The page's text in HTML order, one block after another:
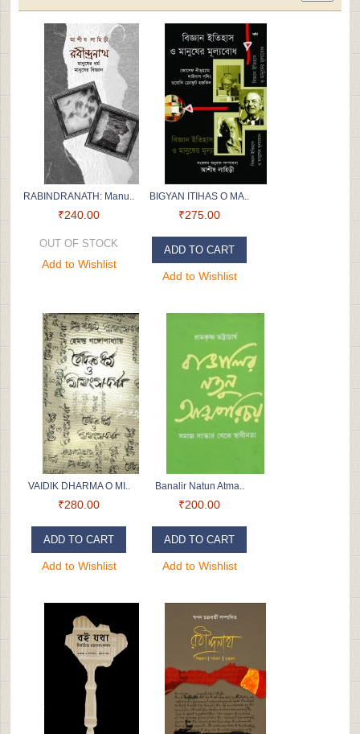
RABINDRANATH: Manu..
₹240.00
OUT OF STOCK
Add to Wishlist
BIGYAN ITIHAS O MA..
₹275.00
ADD TO CART
Add to Wishlist
VAIDIK DHARMA O MI..
₹280.00
ADD TO CART
Add to Wishlist
Banalir Natun Atma..
₹200.00
ADD TO CART
Add to Wishlist